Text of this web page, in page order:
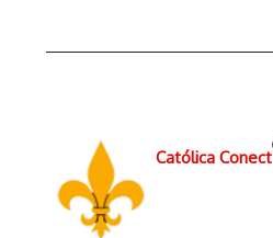
Católica Conect